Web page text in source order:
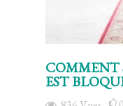
COMMENT
EST